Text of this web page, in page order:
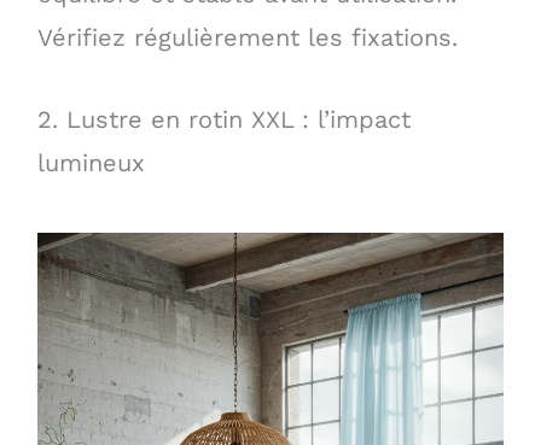
Vérifiez régulièrement les fixations.
2. Lustre en rotin XXL : l’impact
lumineux